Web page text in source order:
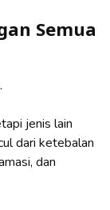
Semua
jenis lain
dari ketebalan
dan